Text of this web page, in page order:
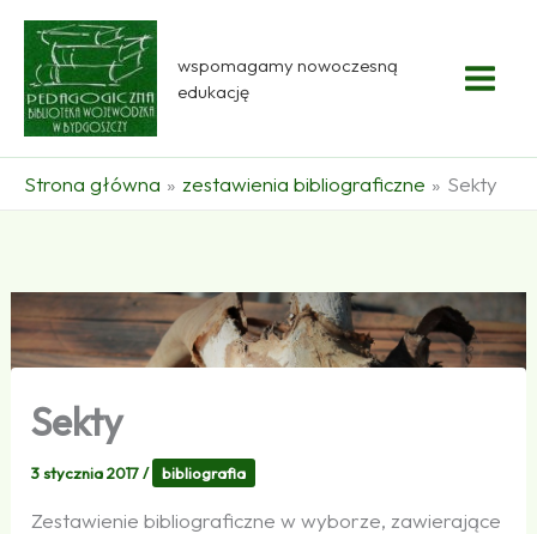
Przejdź
treści
wspomagamy nowoczesną
edukację
Strona główna zestawienia bibliograficzne Sekty
Sekty
3 stycznia 2017/ bibliografia
Zestawienie bibliograficzne w wyborze, zawierające